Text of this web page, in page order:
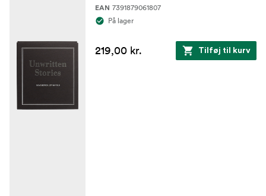
EAN 7391879061807
På lager
219,00 kr. Tilføj til kurv